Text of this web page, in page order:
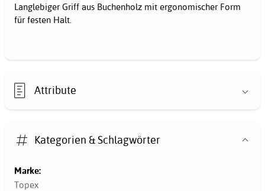
Langlebiger Griff aus Buchenholz mit ergonomischer Form
für festen Halt.
Attribute
Kategorien & Schlagwörter
Marke:
Topex